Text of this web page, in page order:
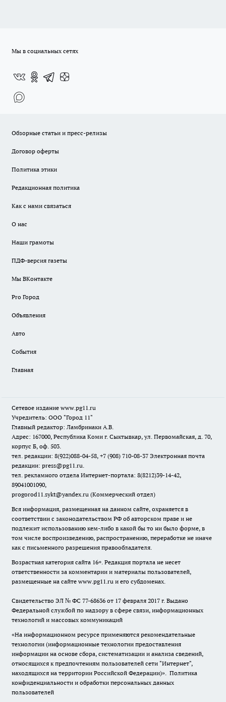
Мы в социальных сетях
Обзорные статьи и пресс-релизы
Договор оферты
Политика этики
Редакционная политика
Как с нами связаться
О нас
Наши грамоты
ПДФ-версия газеты
Мы ВКонтакте
Pro Город
Объявления
Авто
События
Главная
Сетевое издание www.pg11.ru
Учредитель: ООО "Город 11"
Главный редактор: Ламбринаки А.В.
Адрес: 167000, Республика Коми г. Сыктывкар, ул. Первомайская, д. 70,
корпус Б, оф. 503.
тел. редакции: 8(922)088-04-58, +7 (908) 710-08-37 Электронная почта
редакции: press@pg11.ru.
тел. рекламного отдела Интернет-портала: 8(8212)39-14-42,
89041001090,
progorod11.sykt@yandex.ru (Коммерческий отдел)
Вся информация, размещенная на данном сайте, охраняется в
соответствии с законодательством РФ об авторском праве и не
подлежит использованию кем-либо в какой бы то ни было форме, в
том числе воспроизведению, распространению, переработке не иначе
как с письменного разрешения правообладателя.
Возрастная категория сайта 16+. Редакция портала не несет
ответственности за комментарии и материалы пользователей,
размещенные на сайте www.pg11.ru и его субдоменах.
Свидетельство ЭЛ № ФС 77-68636 от 17 февраля 2017 г. Выдано
Федеральной службой по надзору в сфере связи, информационных
технологий и массовых коммуникаций
«На информационном ресурсе применяются рекомендательные
технологии (информационные технологии предоставления
информации на основе сбора, систематизации и анализа сведений,
относящихся к предпочтениям пользователей сети "Интернет",
находящихся на территории Российской Федерации)». Политика
конфиденциальности и обработки персональных данных
пользователей